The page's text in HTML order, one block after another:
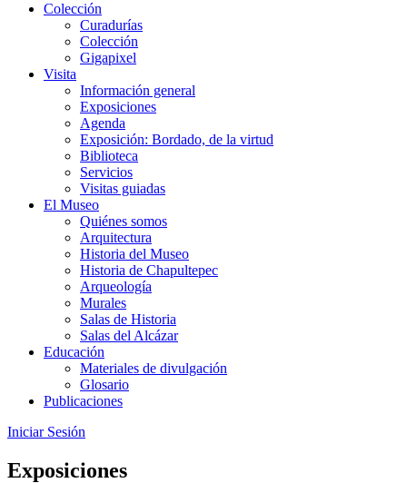
Colección
Curadurías
Colección
Gigapixel
Visita
Información general
Exposiciones
Agenda
Exposición: Bordado, de la virtud
Biblioteca
Servicios
Visitas guiadas
El Museo
Quiénes somos
Arquitectura
Historia del Museo
Historia de Chapultepec
Arqueología
Murales
Salas de Historia
Salas del Alcázar
Educación
Materiales de divulgación
Glosario
Publicaciones
Iniciar Sesión
Exposiciones